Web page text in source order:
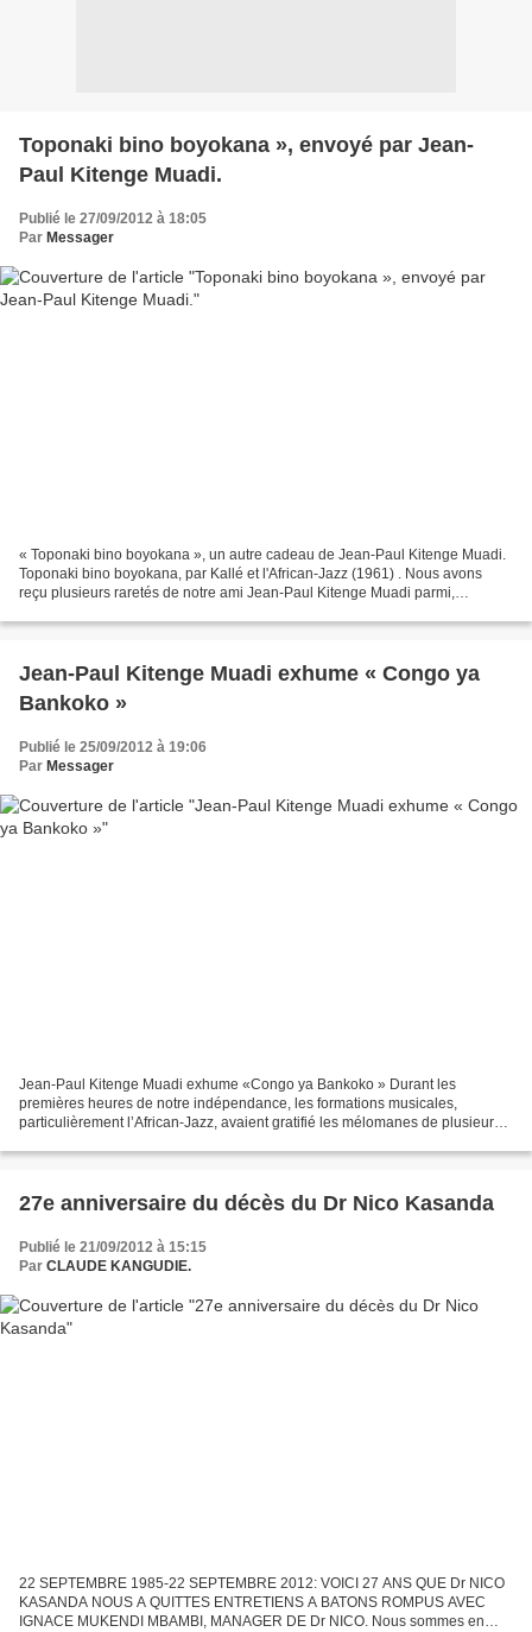
Toponaki bino boyokana », envoyé par Jean-
Paul Kitenge Muadi.
Publié le 27/09/2012 à 18:05
Par Messager
« Toponaki bino boyokana », un autre cadeau de Jean-Paul Kitenge Muadi.
Toponaki bino boyokana, par Kallé et l'African-Jazz (1961) . Nous avons
reçu plusieurs raretés de notre ami Jean-Paul Kitenge Muadi parmi,
Jean-Paul Kitenge Muadi exhume « Congo ya
Bankoko »
Publié le 25/09/2012 à 19:06
Par Messager
Jean-Paul Kitenge Muadi exhume «Congo ya Bankoko » Durant les
premières heures de notre indépendance, les formations musicales,
particulièrement l’African-Jazz, avaient gratifié les mélomanes de plusieurs
27e anniversaire du décès du Dr Nico Kasanda
Publié le 21/09/2012 à 15:15
Par CLAUDE KANGUDIE.
22 SEPTEMBRE 1985-22 SEPTEMBRE 2012: VOICI 27 ANS QUE Dr NICO
KASANDA NOUS A QUITTES ENTRETIENS A BATONS ROMPUS AVEC
IGNACE MUKENDI MBAMBI, MANAGER DE Dr NICO. Nous sommes en